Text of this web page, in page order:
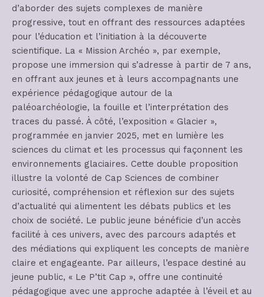
d’aborder des sujets complexes de manière
progressive, tout en offrant des ressources adaptées
pour l’éducation et l’initiation à la découverte
scientifique. La « Mission Archéo », par exemple,
propose une immersion qui s’adresse à partir de 7 ans,
en offrant aux jeunes et à leurs accompagnants une
expérience pédagogique autour de la
paléoarchéologie, la fouille et l’interprétation des
traces du passé. À côté, l’exposition « Glacier »,
programmée en janvier 2025, met en lumière les
sciences du climat et les processus qui façonnent les
environnements glaciaires. Cette double proposition
illustre la volonté de Cap Sciences de combiner
curiosité, compréhension et réflexion sur des sujets
d’actualité qui alimentent les débats publics et les
choix de société. Le public jeune bénéficie d’un accès
facilité à ces univers, avec des parcours adaptés et
des médiations qui expliquent les concepts de manière
claire et engageante. Par ailleurs, l’espace destiné au
jeune public, « Le P’tit Cap », offre une continuité
pédagogique avec une approche adaptée à l’éveil et au